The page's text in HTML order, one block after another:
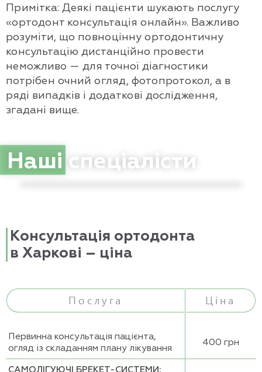
Примітка: Деякі пацієнти шукають послугу
«ортодонт консультація онлайн». Важливо
розуміти, що повноцінну ортодонтичну
консультацію дистанційно провести
неможливо — для точної діагностики
потрібен очний огляд, фотопротокол, а в
ряді випадків і додаткові дослідження,
згадані вище.
Наші спеціалісти
Яковцова Наталія Вікторівна
Консультація ортодонта
в Харкові – ціна
Послуга Ціна
Первинна консультація пацієнта,
огляд із складанням плану лікування
400 грн